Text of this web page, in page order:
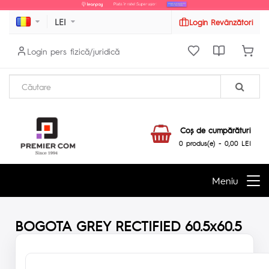
LEI Login Revânzători
Login pers fizică/juridică
Coş de cumpărături
0 produs(e) - 0,00 LEI
Meniu
BOGOTA GREY RECTIFIED 60.5x60.5